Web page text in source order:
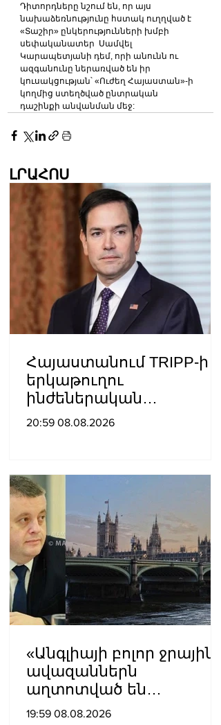
Դիտորդները նշում են, որ այս
նախաձեռնությունը հստակ ուղղված է
«Տաշիր» ընկերությունների խմբի
սեփականատեր  Սամվել
Կարապետյանի դեմ, որի անունն ու
ազգանունը ներառված են իր
կուսակցության՝ «Ուժեղ Հայաստան»-ի
կողմից ստեղծված ընտրական
դաշինքի անվանման մեջ:
ԼՐԱՀՈՍ
Հայաստանում TRIPP-ի
երկաթուղու
ինժեներական
ուսումնասիրություններ
20:59 08.08.2026
«Անգլիայի բոլոր ջրային
ավազաններն
աղտոտված են
թունավոր քիմիական
19:59 08.08.2026